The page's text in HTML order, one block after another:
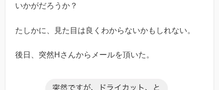
いかがだろうか？
たしかに、見た目は良くわからないかもしれない。
後日、突然Hさんからメールを頂いた。